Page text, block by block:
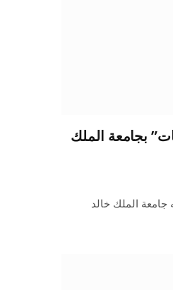
بجامعة الملك
جامعة الملك خالد